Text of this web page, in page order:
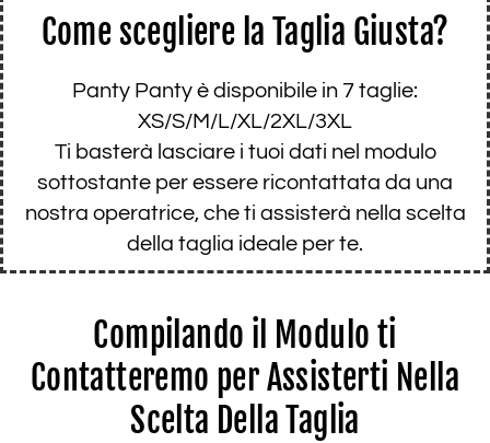
Come scegliere la Taglia Giusta?
Panty Panty è disponibile in 7 taglie:
XS/S/M/L/XL/2XL/3XL
Ti basterà lasciare i tuoi dati nel modulo
sottostante per essere ricontattata da una
nostra operatrice, che ti assisterà nella scelta
della taglia ideale per te.
Compilando il Modulo ti
Contatteremo per Assisterti Nella
Scelta Della Taglia